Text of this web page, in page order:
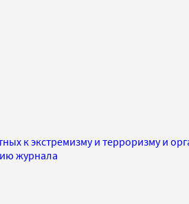
к экстремизму и терроризму и
журнала